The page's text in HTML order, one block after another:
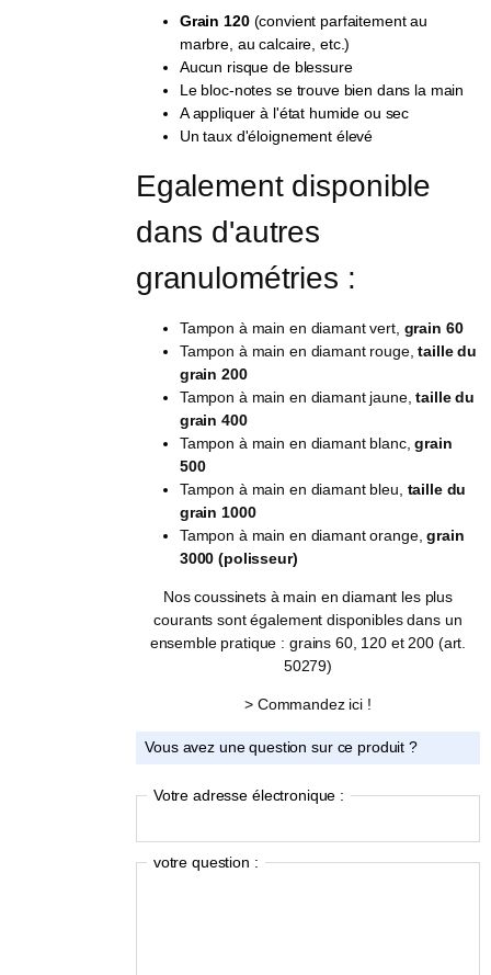
Grain 120(convient parfaitement au
marbre, au calcaire, etc.)
Aucun risque de blessure
Le bloc-notes se trouve bien dans la main
A appliquer à l'état humide ou sec
Un taux d'éloignement élevé
Egalement disponible
dans d'autres
granulométries :
Tampon à main en diamant vert, grain 60
Tampon à main en diamant rouge,taille du
grain 200
Tampon à main en diamant jaune,taille du
grain 400
Tampon à main en diamant blanc,grain
500
Tampon à main en diamant bleu, taille du
grain 1000
Tampon à main en diamant orange,grain
3000 (polisseur)
Nos coussinets à main en diamant les plus
courants sont également disponibles dans un
ensemble pratique : grains 60, 120 et 200 (art.
50279)
> Commandez ici !
Vous avez une question sur ce produit ?
Votre adresse électronique :
votre question :